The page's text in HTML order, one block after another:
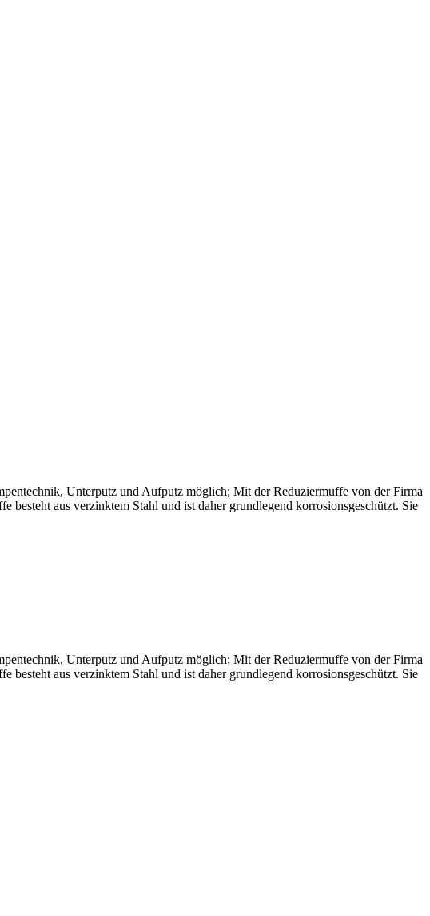
Unterputz und Aufputz möglich; Mit der Reduziermuffe von der Firma
aus verzinktem Stahl und ist daher grundlegend korrosionsgeschützt. Sie
Unterputz und Aufputz möglich; Mit der Reduziermuffe von der Firma
aus verzinktem Stahl und ist daher grundlegend korrosionsgeschützt. Sie